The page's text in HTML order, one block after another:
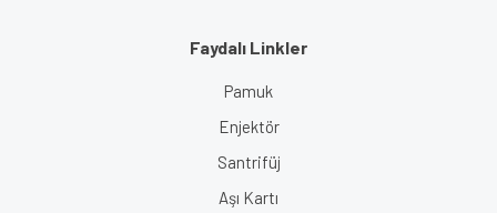
Faydalı Linkler
Pamuk
Enjektör
Santrifüj
Aşı Kartı